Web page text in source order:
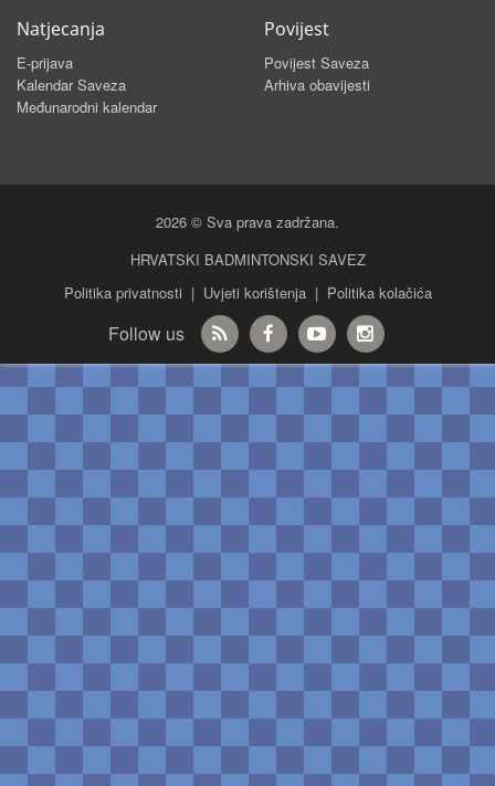
Natjecanja
E-prijava
Kalendar Saveza
Međunarodni kalendar
Povijest
Povijest Saveza
Arhiva obavijesti
2026 © Sva prava zadržana.
HRVATSKI BADMINTONSKI SAVEZ
Politika privatnosti | Uvjeti korištenja | Politika kolačića
Follow us